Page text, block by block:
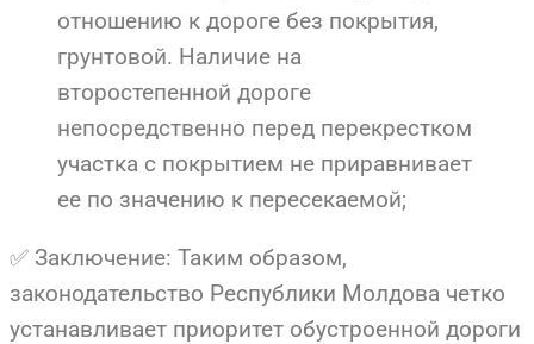
отношению к дороге без покрытия,
грунтовой. Наличие на
второстепенной дороге
непосредственно перед перекрестком
участка с покрытием не приравнивает
ее по значению к пересекаемой;
✅ Заключение: Таким образом,
законодательство Республики Молдова четко
устанавливает приоритет обустроенной дороги